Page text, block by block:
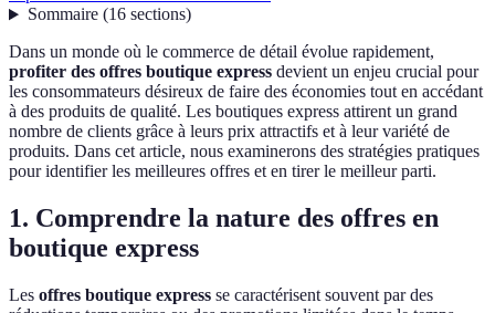
Sommaire(16 sections)
Dans un monde où le commerce de détail évolue rapidement,
profiter des offres boutique express devient un enjeu crucial pour
les consommateurs désireux de faire des économies tout en accédant
à des produits de qualité. Les boutiques express attirent un grand
nombre de clients grâce à leurs prix attractifs et à leur variété de
produits. Dans cet article, nous examinerons des stratégies pratiques
pour identifier les meilleures offres et en tirer le meilleur parti.
1. Comprendre la nature des offres en
boutique express
Les offres boutique express se caractérisent souvent par des